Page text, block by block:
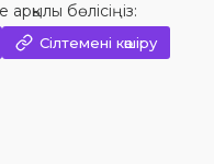
бөлісіңіз:
Сілтемені көшіру